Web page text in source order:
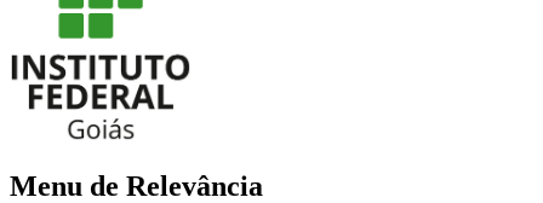
Menu de Relevância